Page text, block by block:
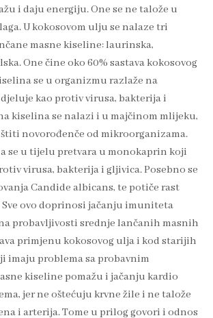
i daju energiju. One se ne talože u
U kokosovom ulju se nalaze tri
masne kiseline: laurinska,
One čine oko 60% sastava kokosovog
se u organizmu razlaže na
kao protiv virusa, bakterija i
kiselina se nalazi i u majčinom mlijeku,
novorođenče od mikroorganizama.
se u tijelu pretvara u monokaprin koji
virusa, bakterija i gljivica. Posebno se
Candide albicans, te potiče rast
ovo doprinosi jačanju imuniteta
probavljivosti srednje lančanih masnih
primjenu kokosovog ulja i kod starijih
imaju problema sa probavnim
kiseline pomažu i jačanju kardio
jer ne oštećuju krvne žile i ne talože
i arterija. Tome u prilog govori i odnos